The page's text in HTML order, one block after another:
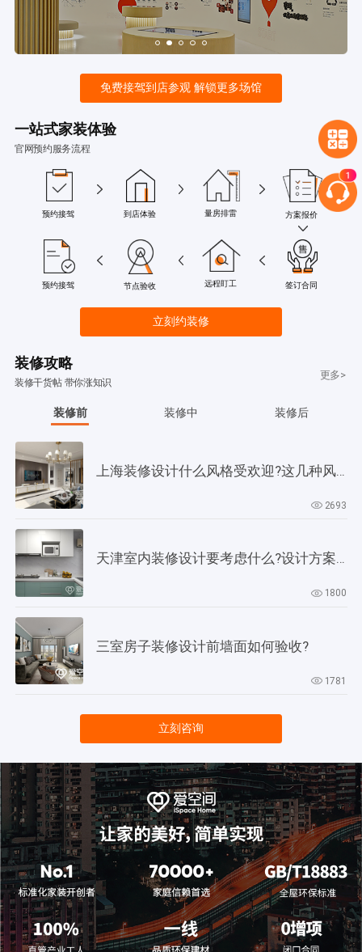
免费接驾到店参观 解锁更多场馆
一站式家装体验
官网预约服务流程
预约接驾 到店体验 量房排雷 方案报价
预约接驾 节点验收 远程盯工 签订合同
立刻约装修
装修攻略
装修干货帖 带你涨知识
更多>
装修前 装修中 装修后
上海装修设计什么风格受欢迎?这几种风格是当下正流行!
2693
天津室内装修设计要考虑什么?设计方案要以此为依据!
1800
三室房子装修设计前墙面如何验收?
1781
立刻咨询